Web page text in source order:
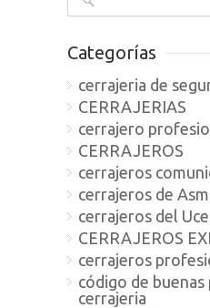
Categorías
cerrajeria de
CERRAJERIAS
cerrajero
CERRAJEROS
cerrajeros
cerrajeros de
cerrajeros del
CERRAJEROS
cerrajeros
código de buenas
cerrajeria